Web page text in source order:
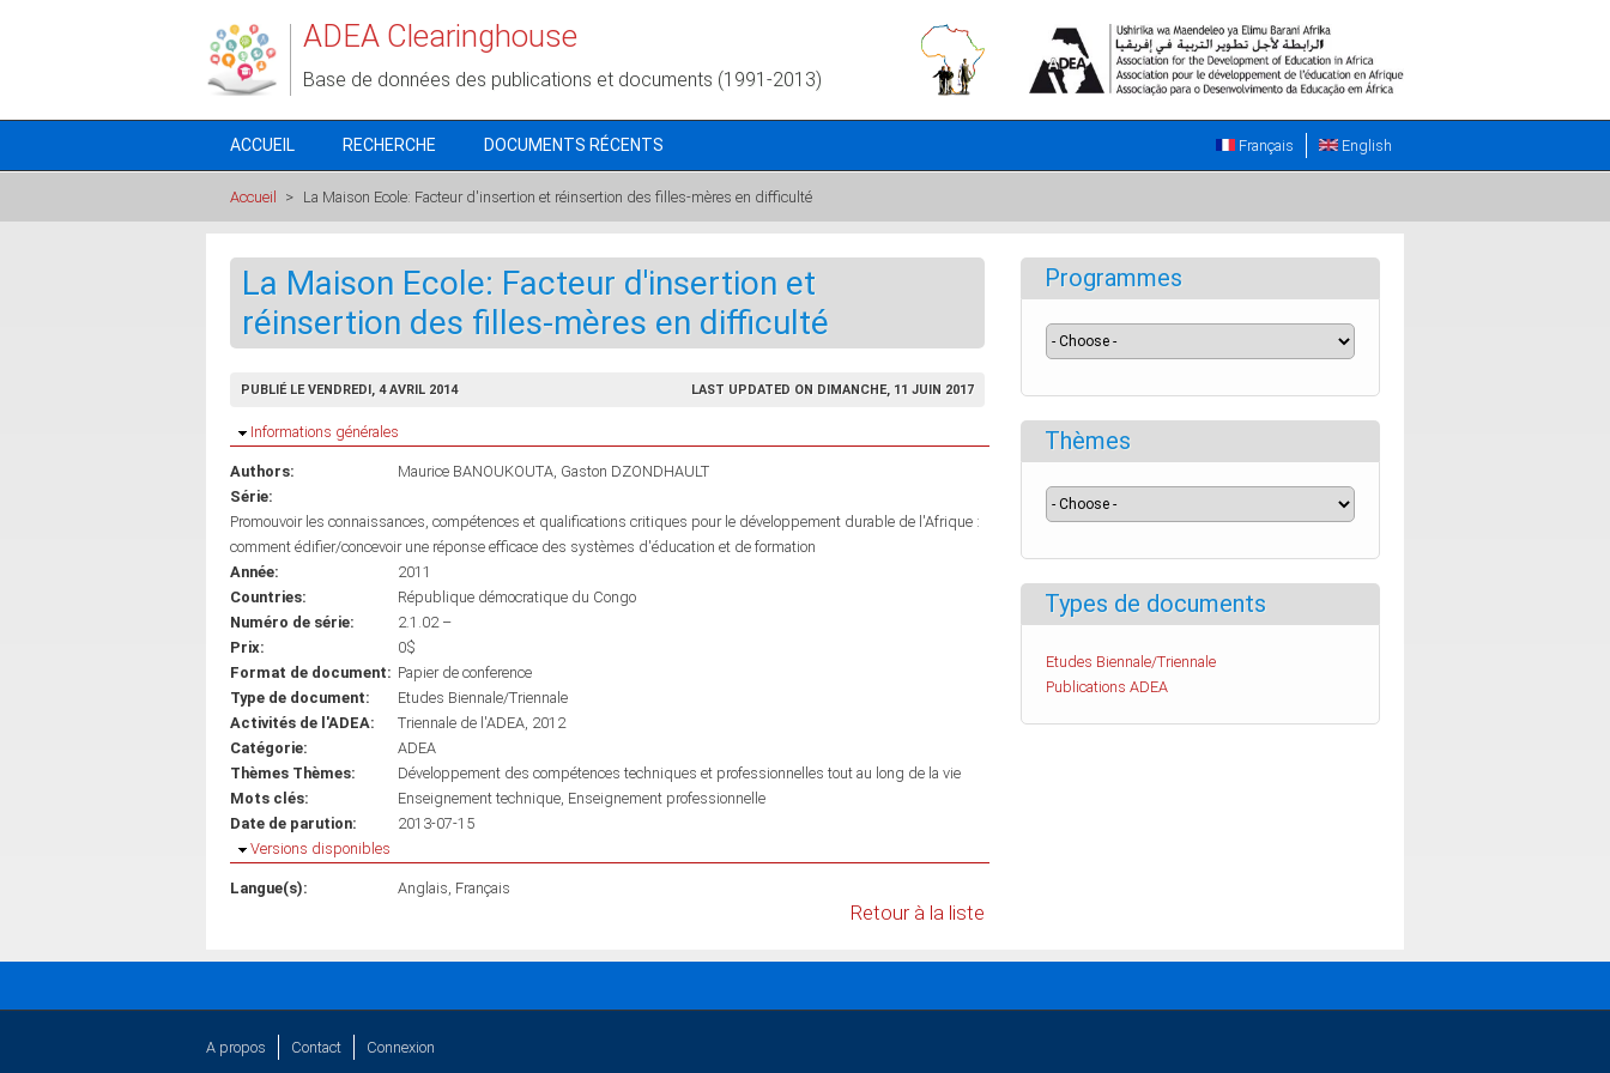
ADEA Clearinghouse
Base de données des publications et documents (1991-2013)
ACCUEIL RECHERCHE DOCUMENTS RÉCENTS English
Français
Accueil > La Maison Ecole: Facteur d'insertion et réinsertion des filles-mères en difficulté
La Maison Ecole: Facteur d'insertion et
réinsertion des filles-mères en difficulté
PUBLIÉ LE VENDREDI, 4 AVRIL 2014 LAST UPDATED ON DIMANCHE, 11 JUIN 2017
Masquer
Informations générales
Authors: Maurice BANOUKOUTA Gaston DZONDHAULT
Série:
Promouvoir les connaissances, compétences et qualifications critiques pour le développement durable de l'Afrique :
comment édifier/concevoir une réponse efficace des systèmes d'éducation et de formation
Année:
2011
Countries:
République démocratique du Congo
Numéro de série:
2.1.02 –
Prix:
0$
Format de document: Papier de conference
Type de document:
Etudes Biennale/Triennale
Activités de l'ADEA:
Triennale de l'ADEA, 2012
Catégorie:
ADEA
Thèmes Thèmes:
Développement des compétences techniques et professionnelles tout au long de la vie
Mots clés:
Enseignement technique Enseignement professionnelle
Date de parution:
2013-07-15
Masquer
Versions disponibles
Langue(s): Anglais Français
Retour à la liste
Programmes
Thèmes
Types de documents
Etudes Biennale/Triennale
Publications ADEA
A propos Contact Connexion